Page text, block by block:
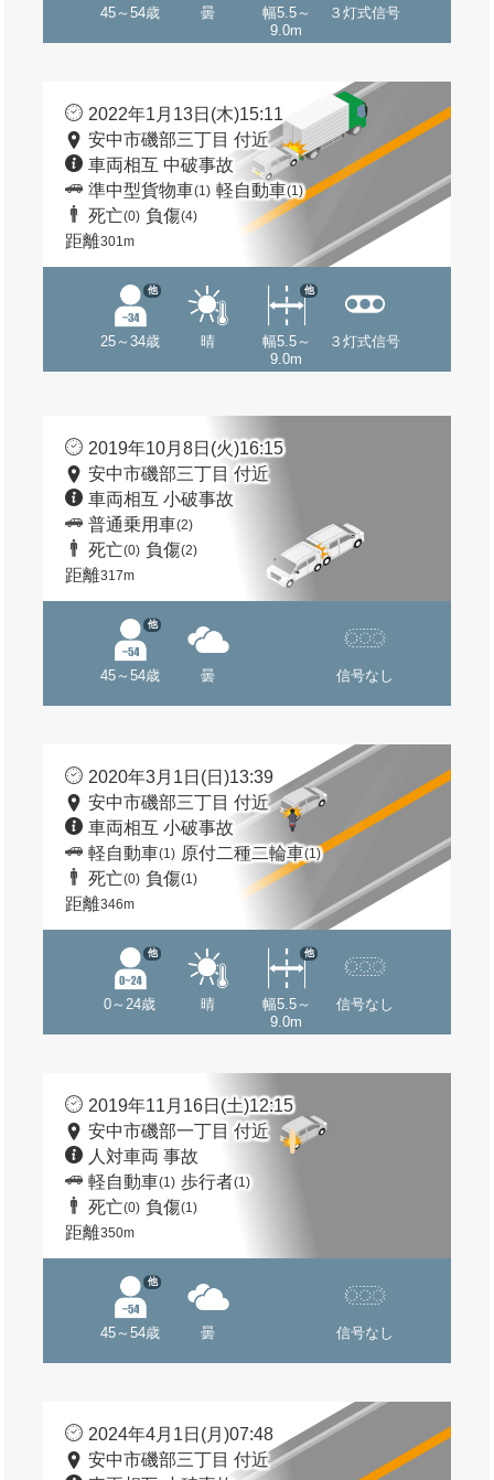
45～54歳 曇
幅5.5～
9.0m
３灯式信号
2022年1月13日(木)15:11
安中市磯部三丁目 付近
車両相互 中破事故
準中型貨物車(1) 軽自動車(1)
死亡(0) 負傷(4)
距離301m
25～34歳
他
晴
幅5.5～
9.0m
他
３灯式信号
2019年10月8日(火)16:15
安中市磯部三丁目 付近
車両相互 小破事故
普通乗用車(2)
死亡(0) 負傷(2)
距離317m
45～54歳
他
曇 信号なし
2020年3月1日(日)13:39
安中市磯部三丁目 付近
車両相互 小破事故
軽自動車(1) 原付二種二輪車(1)
死亡(0) 負傷(1)
距離346m
0～24歳
他
晴
幅5.5～
9.0m
他
信号なし
2019年11月16日(土)12:15
安中市磯部一丁目 付近
人対車両 事故
軽自動車(1) 歩行者(1)
死亡(0) 負傷(1)
距離350m
45～54歳
他
曇 信号なし
2024年4月1日(月)07:48
安中市磯部三丁目 付近